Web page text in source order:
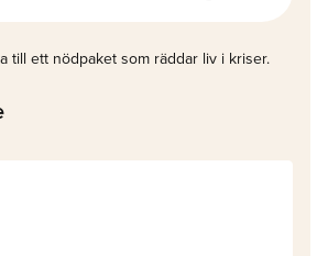
till ett nödpaket som räddar liv i kriser.